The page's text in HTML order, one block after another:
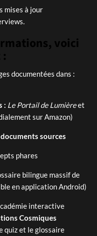
mises à jour
voici
documentées dans :
: Le Portail de Lumièreet
sur Amazon)
sources
phares
bilingue massif de
en application Android)
interactive
Cosmiques
quiz et le glossaire